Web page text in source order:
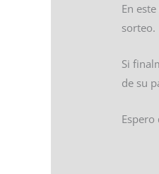
En
sorteo.
Si
de su